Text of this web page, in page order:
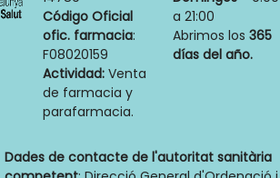
Código Oficial
ofic. farmacia:
F08020159
Actividad: Venta
de farmacia y
parafarmacia.
a 21:00
Abrimos los 365
días del año.
Dades de contacte de l'autoritat sanitària